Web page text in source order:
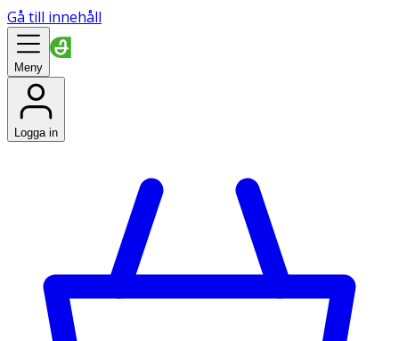
Gå till innehåll
Meny
Logga in